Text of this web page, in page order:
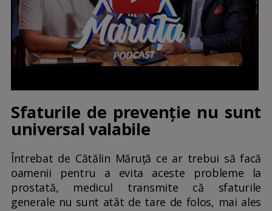
Sfaturile de prevenție nu sunt
universal valabile
Întrebat de Cătălin Măruță ce ar trebui să facă
oamenii pentru a evita aceste probleme la
prostată, medicul transmite că sfaturile
generale nu sunt atât de tare de folos, mai ales